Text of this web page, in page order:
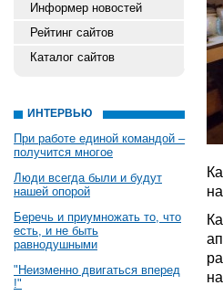
Информер новостей
Рейтинг сайтов
Каталог сайтов
ИНТЕРВЬЮ
При работе единой командой –
получится многое
Люди всегда были и будут
нашей опорой
Беречь и приумножать то, что
есть, и не быть
равнодушными
"Неизменно двигаться вперед
!"